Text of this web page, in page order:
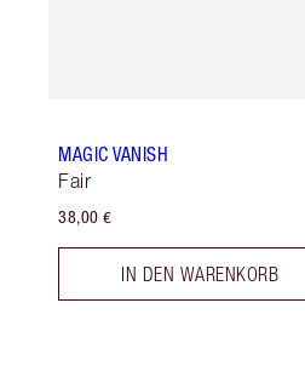
MAGIC VANISH
Fair
38,00 €
IN DEN WARENKORB